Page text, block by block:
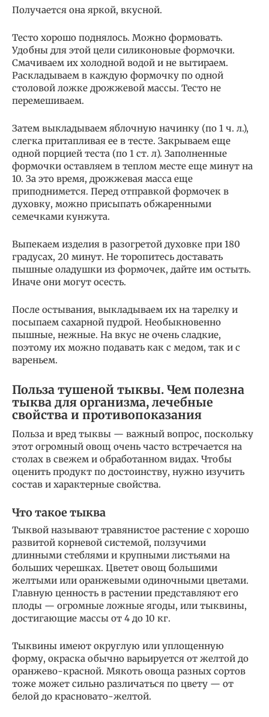
Получается она яркой, вкусной.
Тесто хорошо поднялось. Можно формовать.
Удобны для этой цели силиконовые формочки.
Смачиваем их холодной водой и не вытираем.
Раскладываем в каждую формочку по одной
столовой ложке дрожжевой массы. Тесто не
перемешиваем.
Затем выкладываем яблочную начинку (по 1 ч. л.),
слегка притапливая ее в тесте. Закрываем еще
одной порцией теста (по 1 ст. л). Заполненные
формочки оставляем в теплом месте еще минут на
10. За это время, дрожжевая масса еще
приподнимется. Перед отправкой формочек в
духовку, можно присыпать обжаренными
семечками кунжута.
Выпекаем изделия в разогретой духовке при 180
градусах, 20 минут. Не торопитесь доставать
пышные оладушки из формочек, дайте им остыть.
Иначе они могут осесть.
После остывания, выкладываем их на тарелку и
посыпаем сахарной пудрой. Необыкновенно
пышные, нежные. На вкус не очень сладкие,
поэтому их можно подавать как с медом, так и с
вареньем.
Польза тушеной тыквы. Чем полезна
тыква для организма, лечебные
свойства и противопоказания
Польза и вред тыквы — важный вопрос, поскольку
этот огромный овощ очень часто встречается на
столах в свежем и обработанном видах. Чтобы
оценить продукт по достоинству, нужно изучить
состав и характерные свойства.
Что такое тыква
Тыквой называют травянистое растение с хорошо
развитой корневой системой, ползучими
длинными стеблями и крупными листьями на
больших черешках. Цветет овощ большими
желтыми или оранжевыми одиночными цветами.
Главную ценность в растении представляют его
плоды — огромные ложные ягоды, или тыквины,
достигающие массы от 4 до 10 кг.
Тыквины имеют округлую или уплощенную
форму, окраска обычно варьируется от желтой до
оранжево-красной. Мякоть овоща разных сортов
тоже может сильно различаться по цвету — от
белой до красновато-желтой.